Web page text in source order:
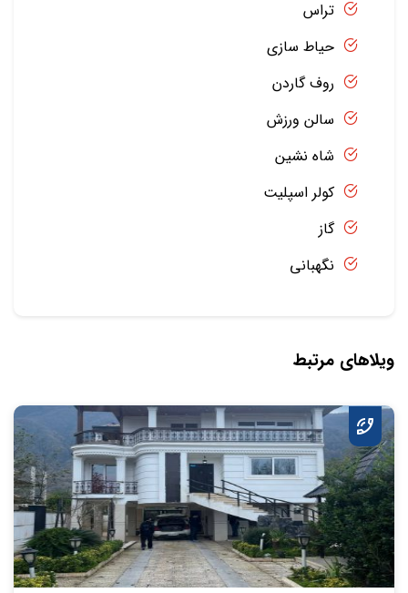
تراس
حیاط سازی
روف گاردن
سالن ورزش
شاه نشین
کولر اسپلیت
گاز
نگهبانی
ویلاهای مرتبط